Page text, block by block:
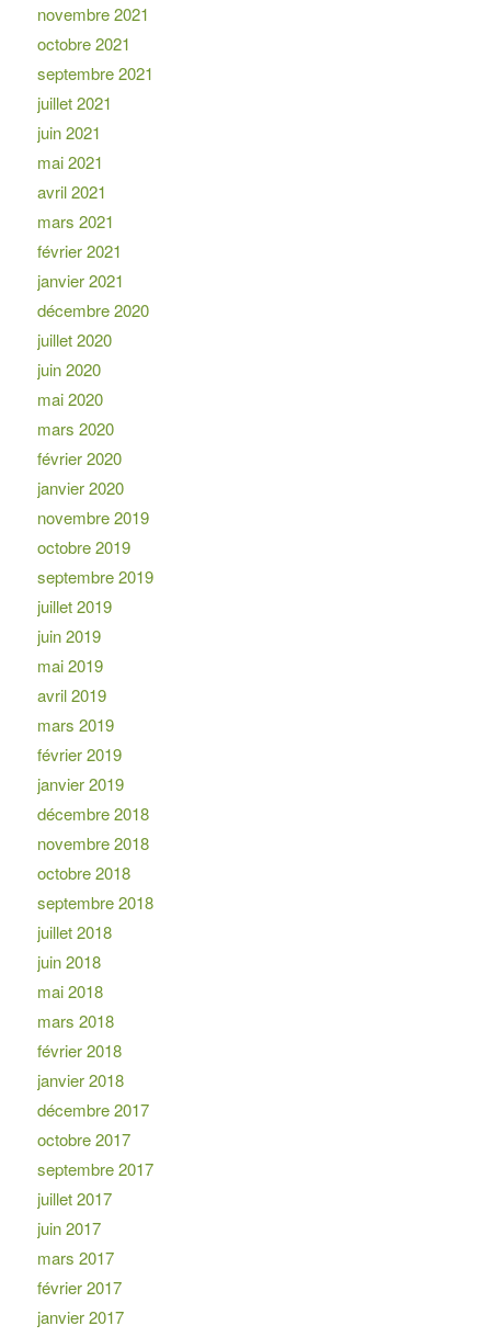
novembre 2021
octobre 2021
septembre 2021
juillet 2021
juin 2021
mai 2021
avril 2021
mars 2021
février 2021
janvier 2021
décembre 2020
juillet 2020
juin 2020
mai 2020
mars 2020
février 2020
janvier 2020
novembre 2019
octobre 2019
septembre 2019
juillet 2019
juin 2019
mai 2019
avril 2019
mars 2019
février 2019
janvier 2019
décembre 2018
novembre 2018
octobre 2018
septembre 2018
juillet 2018
juin 2018
mai 2018
mars 2018
février 2018
janvier 2018
décembre 2017
octobre 2017
septembre 2017
juillet 2017
juin 2017
mars 2017
février 2017
janvier 2017